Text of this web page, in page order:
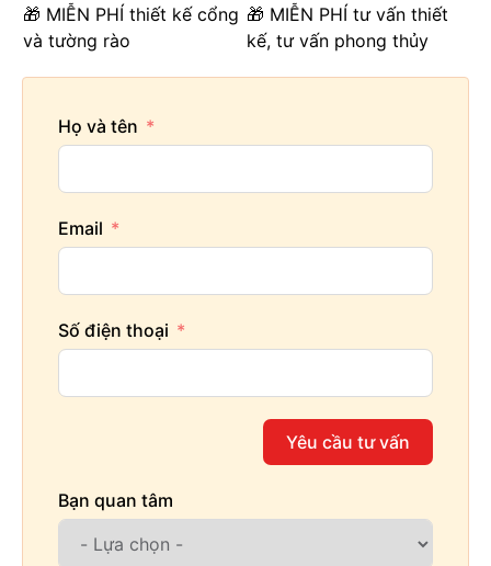
🎁 MIỄN PHÍ thiết kế cổng
và tường rào
🎁 MIỄN PHÍ tư vấn thiết
kế, tư vấn phong thủy
Họ và tên
Email
Số điện thoại
Yêu cầu tư vấn
Bạn quan tâm